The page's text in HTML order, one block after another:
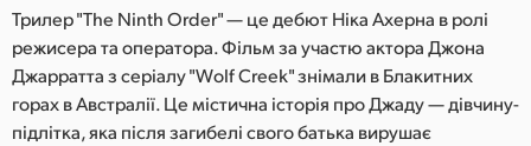
New Zealand
Norway
Трилер "The Ninth Order" — це дебют Ніка Ахерна в ролі
режисера та оператора. Фільм за участю актора Джона
Джарратта з серіалу "Wolf Creek" знімали в Блакитних
горах в Австралії. Це містична історія про Джаду — дівчину-
підлітка, яка після загибелі свого батька вирушає